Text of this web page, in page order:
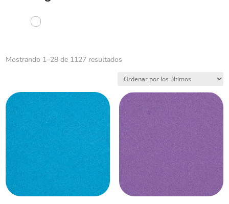
Mostrando 1–28 de 1127 resultados
los
últimos